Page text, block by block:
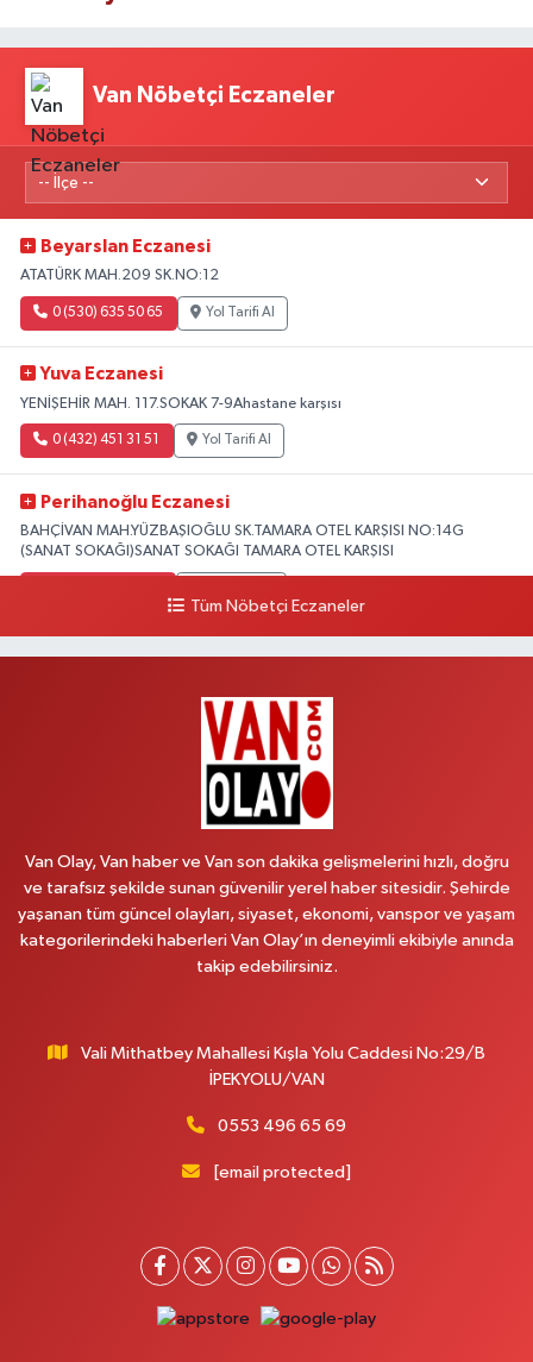
Van Nöbetçi Eczaneler
Beyarslan Eczanesi
ATATÜRK MAH.209 SK.NO:12
0 (530) 635 50 65 Yol Tarifi Al
Yuva Eczanesi
YENİŞEHİR MAH. 117.SOKAK 7-9Ahastane karşısı
0 (432) 451 31 51 Yol Tarifi Al
Perihanoğlu Eczanesi
BAHÇİVAN MAH.YÜZBAŞIOĞLU SK.TAMARA OTEL KARŞISI NO:14G
(SANAT SOKAĞI)SANAT SOKAĞI TAMARA OTEL KARŞISI
Yol Tarifi Al
BEYAZIT MAH.ZEYLAN CADDESİ OKYANUS GİYİM YANI NO:1
Afşar Eczanesi
Kazım Karabekir cad.Eski Araştırma Hastanesi karşısı (kent park karşısı )
Gürpınar Eczanesi
Akpınar Mah. Milli Egemenlik Cad.No:7 A
Yol Tarifi Al
0 (432) 215 77 65 Yol Tarifi Al
Ferhat Eczanesi
Tüm Nöbetçi Eczaneler
Van Olay, Van haber ve Van son dakika gelişmelerini hızlı, doğru
ve tarafsız şekilde sunan güvenilir yerel haber sitesidir. Şehirde
yaşanan tüm güncel olayları, siyaset, ekonomi, vanspor ve yaşam
kategorilerindeki haberleri Van Olay’ın deneyimli ekibiyle anında
takip edebilirsiniz.
Vali Mithatbey Mahallesi Kışla Yolu Caddesi No:29/B
İPEKYOLU/VAN
0553 496 65 69
[email protected]